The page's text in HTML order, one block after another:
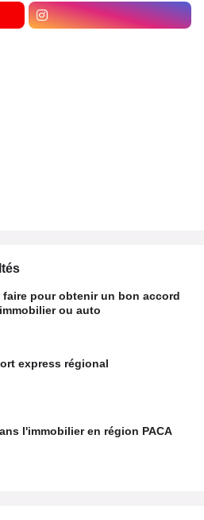
faire pour obtenir un bon accord
ou auto
express régional
l'immobilier en région PACA